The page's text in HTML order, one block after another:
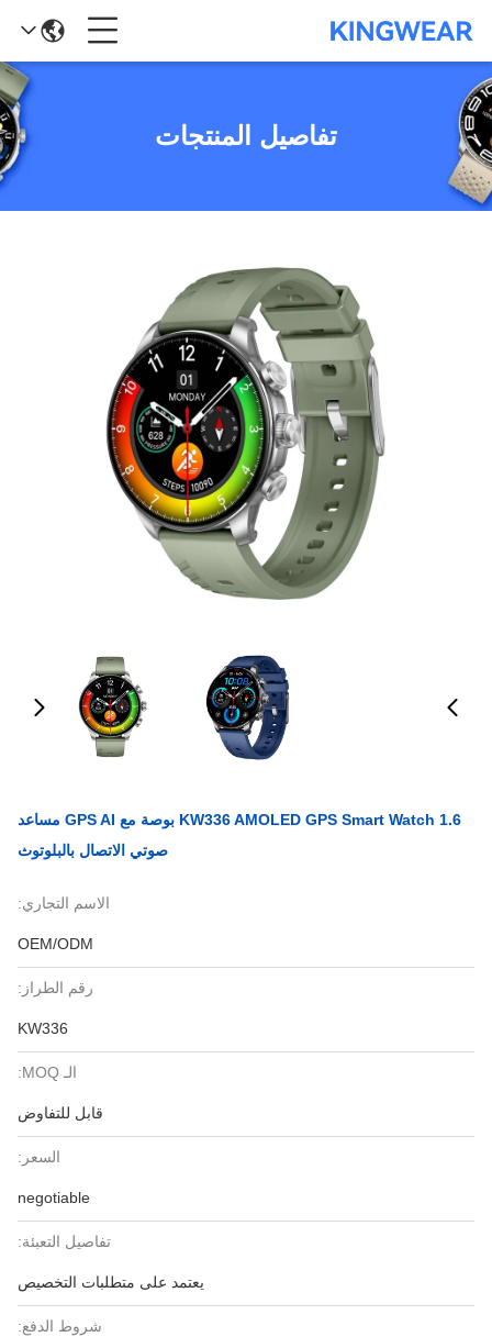
تفاصيل المنتجات
KW336 AMOLED GPS Smart Watch 1.6 بوصة مع GPS AI مساعد
صوتي الاتصال بالبلوتوث
الاسم التجاري:
OEM/ODM
رقم الطراز:
KW336
الـ MOQ:
قابل للتفاوض
السعر:
negotiable
تفاصيل التعبئة:
يعتمد على متطلبات التخصيص
شروط الدفع: